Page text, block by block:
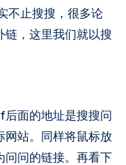
不止搜搜，很多论
，这里我们就以搜
面的地址是搜搜问
网站。同样将鼠标放
问问的链接。再看下